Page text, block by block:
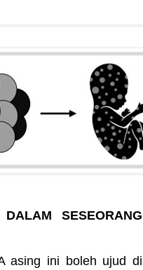
SESEORANG
asing ini boleh ujud di